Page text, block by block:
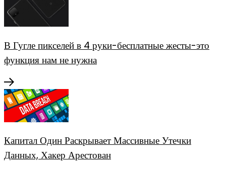
В Гугле пикселей в 4 руки-бесплатные жесты-это
функция нам не нужна
Капитал Один Раскрывает Массивные Утечки
Данных, Хакер Арестован